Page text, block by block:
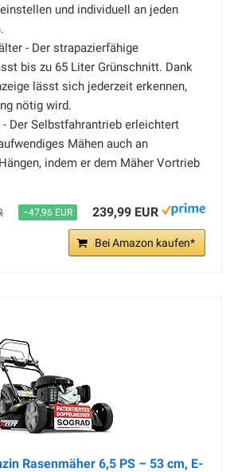
und individuell an jeden
- Der strapazierfähige
bis zu 65 Liter Grünschnitt. Dank
lässt sich jederzeit erkennen,
nötig wird.
Der Selbstfahrantrieb erleichtert
Mähen auch an
indem er dem Mäher Vortrieb
−47,96 EUR 239,99 EUR
Bei Amazon kaufen*
Rasenmäher 6,5 PS – 53 cm, E-